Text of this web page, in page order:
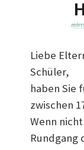
Liebe
Schüler,
haben Sie
zwischen
Wenn
Rundgang